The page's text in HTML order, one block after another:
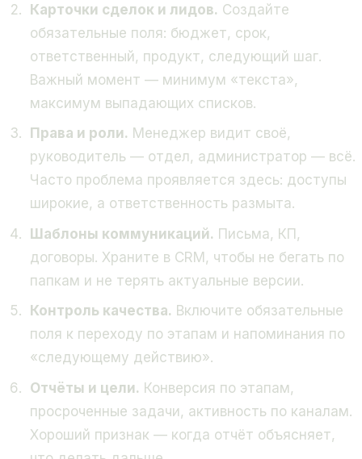
Карточки сделок и лидов. Создайте
обязательные поля: бюджет, срок,
ответственный, продукт, следующий шаг.
Важный момент — минимум «текста»,
максимум выпадающих списков.
Права и роли. Менеджер видит своё,
руководитель — отдел, администратор — всё.
Часто проблема проявляется здесь: доступы
широкие, а ответственность размыта.
Шаблоны коммуникаций. Письма, КП,
договоры. Храните в CRM, чтобы не бегать по
папкам и не терять актуальные версии.
Контроль качества. Включите обязательные
поля к переходу по этапам и напоминания по
«следующему действию».
Отчёты и цели. Конверсия по этапам,
просроченные задачи, активность по каналам.
Хороший признак — когда отчёт объясняет,